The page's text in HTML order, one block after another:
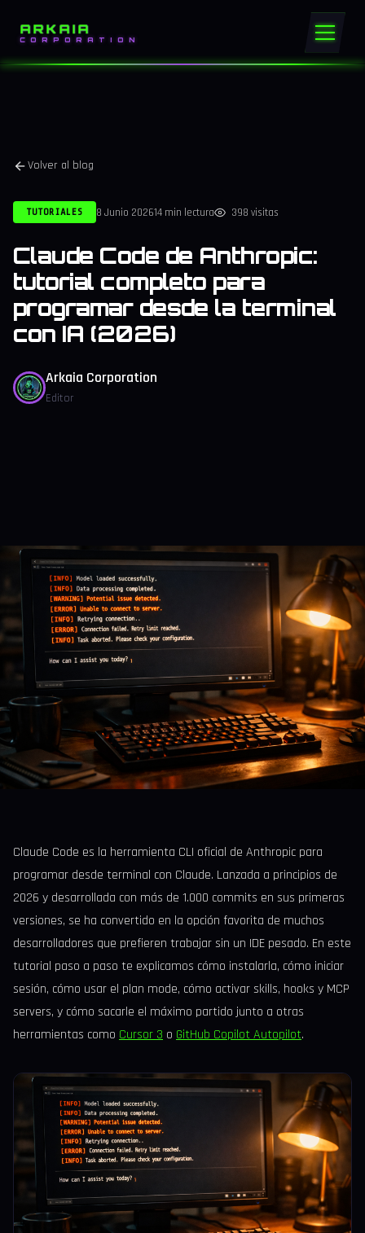
ARKAIA
CORPORATION
Volver al blog
TUTORIALES 8 Junio 202614 min lectura 398 visitas
Claude Code de Anthropic:
tutorial completo para
programar desde la terminal
con IA (2026)
Arkaia Corporation
Editor
Claude Code es la herramienta CLI oficial de Anthropic para
programar desde terminal con Claude. Lanzada a principios de
2026 y desarrollada con más de 1.000 commits en sus primeras
versiones, se ha convertido en la opción favorita de muchos
desarrolladores que prefieren trabajar sin un IDE pesado. En este
tutorial paso a paso te explicamos cómo instalarla, cómo iniciar
sesión, cómo usar el plan mode, cómo activar skills, hooks y MCP
servers, y cómo sacarle el máximo partido junto a otras
herramientas como Cursor 3 o GitHub Copilot Autopilot.